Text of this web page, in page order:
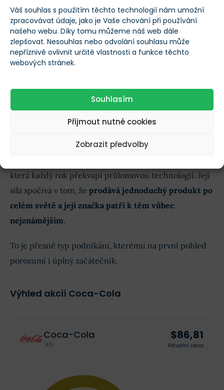
Váš souhlas s použitím těchto technologií nám umožní
zpracovávat údaje, jako je Vaše chování při používání
našeho webu. Díky tomu můžeme náš web dále
zlepšovat. Nesouhlas nebo odvolání souhlasu může
nepříznivě ovlivnit určité vlastnosti a funkce těchto
webových stránek.
Souhlasím
Přijmout nutné cookies
Zobrazit předvolby
Rizikem tak zůstává regulace, přílišná závislost na
prodejích iPhonů, tvrdá konkurence na poli umělé
inteligence a vysoká očekávání trhu.
silnou loajalitu zákazníků.
Coca-Cola: nudná akcie, která přežila
která každý rok překvapí průlomovou technologií. Její
síla spočívá v tom, že prodává jednoduchý produkt po
celém světě a její značka patří k těm vůbec
nejznámějším.
To je přesně typ podnikání, kterému na první pohled
porozumí i úplný začátečník.
Výhled akcií Coca-Cola
Coca-Cola
KO
$86,81
Aktuální cena